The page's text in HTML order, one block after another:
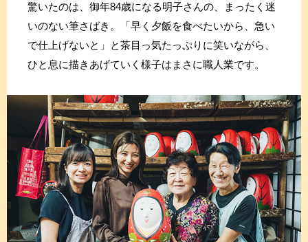
驚いたのは、御年84歳になる明子さんの、まったく迷
いのない筆さばき。「早く夕飯を食べたいから、急い
で仕上げないと」と茶目っ気たっぷりに笑いながら、
ひと息に描きあげていく様子はまさに職人業です。